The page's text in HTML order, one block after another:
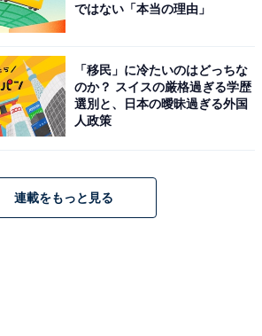
生が今一番好きな女性俳優ランキング！
本環奈」を抑えた同率1位は？ 【2024年調
ではない「本当の理由」
「移民」に冷たいのはどっちな
のか？ スイスの厳格過ぎる学歴
選別と、日本の曖昧過ぎる外国
人政策
連載をもっと見る